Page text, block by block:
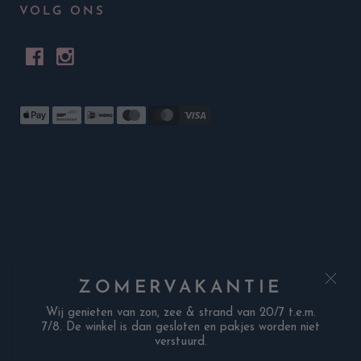
ZOMERVAKANTIE
Wij genieten van zon, zee & strand van 20/7 t.e.m.
7/8. De winkel is dan gesloten en pakjes worden niet
verstuurd.
VOLG ONS